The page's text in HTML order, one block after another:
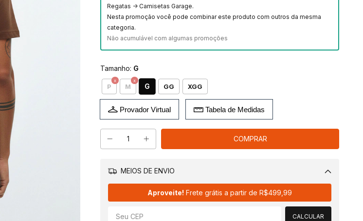
Regatas -> Camisetas Garage.
Nesta promoção você pode combinar este produto com outros da mesma
categoria.
Não acumulável com algumas promoções
Tamanho: G
P M G GG XGG
Provador Virtual Tabela de Medidas
MEIOS DE ENVIO
Aproveite! Frete grátis a partir de R$499,99
CALCULAR